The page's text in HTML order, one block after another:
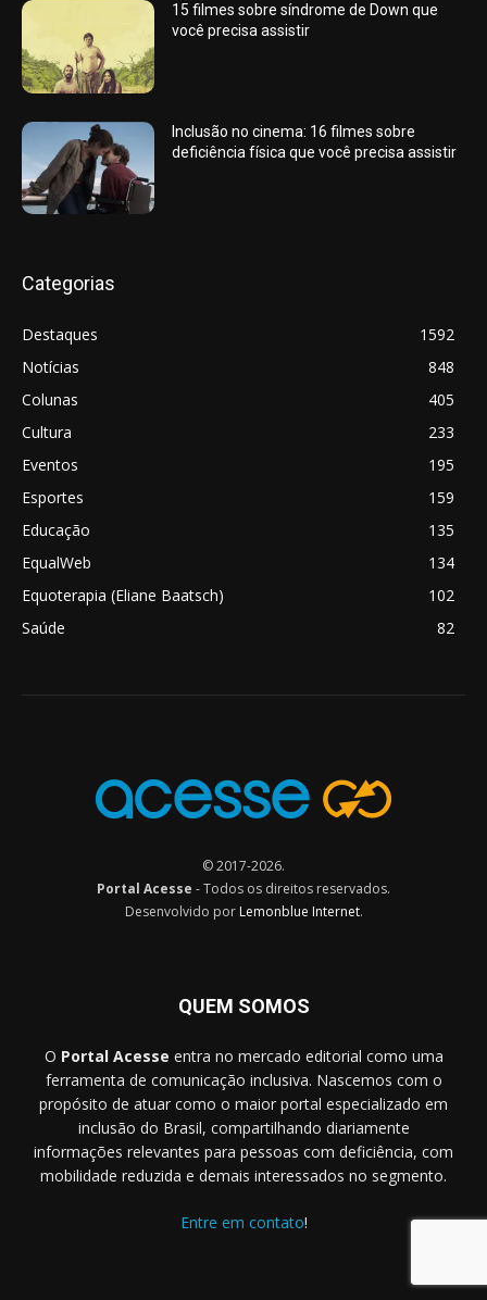
15 filmes sobre síndrome de Down que
você precisa assistir
Inclusão no cinema: 16 filmes sobre
deficiência física que você precisa assistir
Categorias
Destaques
1592
Notícias
848
Colunas
405
Cultura
233
Eventos
195
Esportes
159
Educação
135
EqualWeb
134
Equoterapia (Eliane Baatsch)
102
Saúde
82
© 2017-2026.
Portal Acesse - Todos os direitos reservados.
Desenvolvido por Lemonblue Internet.
QUEM SOMOS
O Portal Acesse entra no mercado editorial como uma
ferramenta de comunicação inclusiva. Nascemos com o
propósito de atuar como o maior portal especializado em
inclusão do Brasil, compartilhando diariamente
informações relevantes para pessoas com deficiência, com
mobilidade reduzida e demais interessados no segmento.
Entre em contato!